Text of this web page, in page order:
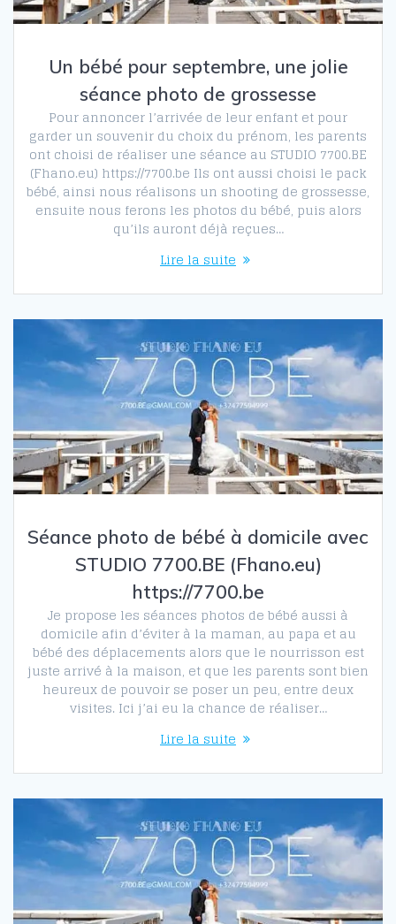
Un bébé pour septembre, une jolie
séance photo de grossesse
Pour annoncer l’arrivée de leur enfant et pour
garder un souvenir du choix du prénom, les parents
ont choisi de réaliser une séance au STUDIO 7700.BE
(Fhano.eu) https://7700.be Ils ont aussi choisi le pack
bébé, ainsi nous réalisons un shooting de grossesse,
ensuite nous ferons les photos du bébé, puis alors
qu’ils auront déjà reçues…
Lire la suite
Séance photo de bébé à domicile avec
STUDIO 7700.BE (Fhano.eu)
https://7700.be
Je propose les séances photos de bébé aussi à
domicile afin d’éviter à la maman, au papa et au
bébé des déplacements alors que le nourrisson est
juste arrivé à la maison, et que les parents sont bien
heureux de pouvoir se poser un peu, entre deux
visites. Ici j’ai eu la chance de réaliser…
Lire la suite